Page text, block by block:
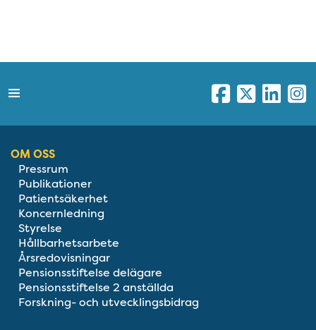
OM OSS
Pressrum
Publikationer
Patientsäkerhet
Koncernledning
Styrelse
Hållbarhetsarbete
Årsredovisningar
Pensionsstiftelse delägare
Pensionsstiftelse 2 anställda
Forskning- och utvecklingsbidrag